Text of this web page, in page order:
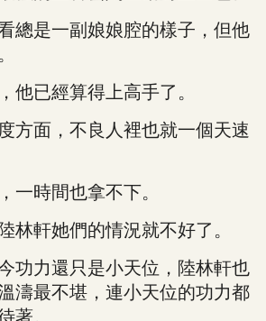
是一副娘娘腔的樣子，但他
已經算得上高手了。
面，不良人裡也就一個天速
時間也拿不下。
軒她們的情況就不好了。
力還只是小天位，陸林軒也
濤最不堪，連小天位的功力都
著。